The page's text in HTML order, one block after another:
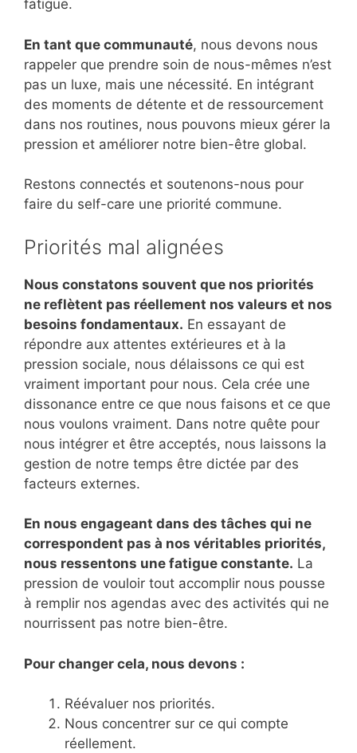
fatigue.
En tant que communauté, nous devons nous
rappeler que prendre soin de nous-mêmes n’est
pas un luxe, mais une nécessité. En intégrant
des moments de détente et de ressourcement
dans nos routines, nous pouvons mieux gérer la
pression et améliorer notre bien-être global.
Restons connectés et soutenons-nous pour
faire du self-care une priorité commune.
Priorités mal alignées
Nous constatons souvent que nos priorités
ne reflètent pas réellement nos valeurs et nos
besoins fondamentaux. En essayant de
répondre aux attentes extérieures et à la
pression sociale, nous délaissons ce qui est
vraiment important pour nous. Cela crée une
dissonance entre ce que nous faisons et ce que
nous voulons vraiment. Dans notre quête pour
nous intégrer et être acceptés, nous laissons la
gestion de notre temps être dictée par des
facteurs externes.
En nous engageant dans des tâches qui ne
correspondent pas à nos véritables priorités,
nous ressentons une fatigue constante. La
pression de vouloir tout accomplir nous pousse
à remplir nos agendas avec des activités qui ne
nourrissent pas notre bien-être.
Pour changer cela, nous devons :
Réévaluer nos priorités.
Nous concentrer sur ce qui compte
réellement.